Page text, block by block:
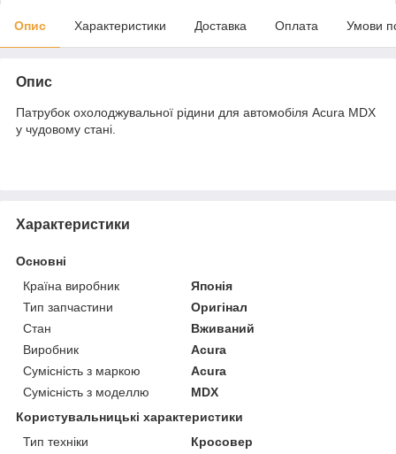
Опис Характеристики Доставка Оплата Умови
Опис
Патрубок охолоджувальної рідини для автомобіля Acura MDX
у чудовому стані.
Характеристики
Основні
Країна виробник
Японія
Тип запчастини
Оригінал
Стан
Вживаний
Виробник
Acura
Сумісність з маркою
Acura
Сумісність з моделлю
MDX
Користувальницькі характеристики
Тип техніки
Кросовер